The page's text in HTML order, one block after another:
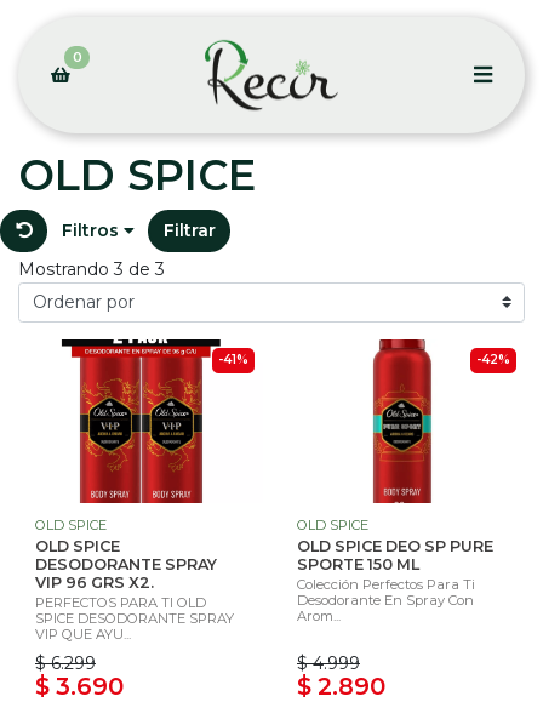
0
OLD SPICE
Filtros
Filtrar
Mostrando 3 de 3
-41%
OLD SPICE
OLD SPICE
DESODORANTE SPRAY
VIP 96 GRS X2.
PERFECTOS PARA TI OLD
SPICE DESODORANTE SPRAY
VIP QUE AYU...
$ 6.299
$ 3.690
-42%
OLD SPICE
OLD SPICE DEO SP PURE
SPORTE 150 ML
Colección Perfectos Para Ti
Desodorante En Spray Con
Arom...
$ 4.999
$ 2.890